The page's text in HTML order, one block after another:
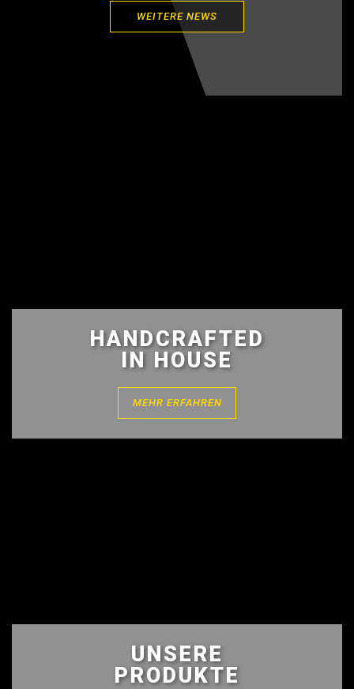
WEITERE NEWS
HANDCRAFTED
IN HOUSE
MEHR ERFAHREN
UNSERE
PRODUKTE